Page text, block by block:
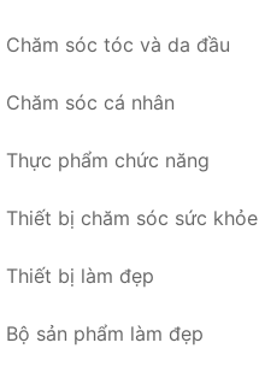
Chăm sóc tóc và da đầu
Chăm sóc cá nhân
Thực phẩm chức năng
Thiết bị chăm sóc sức khỏe
Thiết bị làm đẹp
Bộ sản phẩm làm đẹp